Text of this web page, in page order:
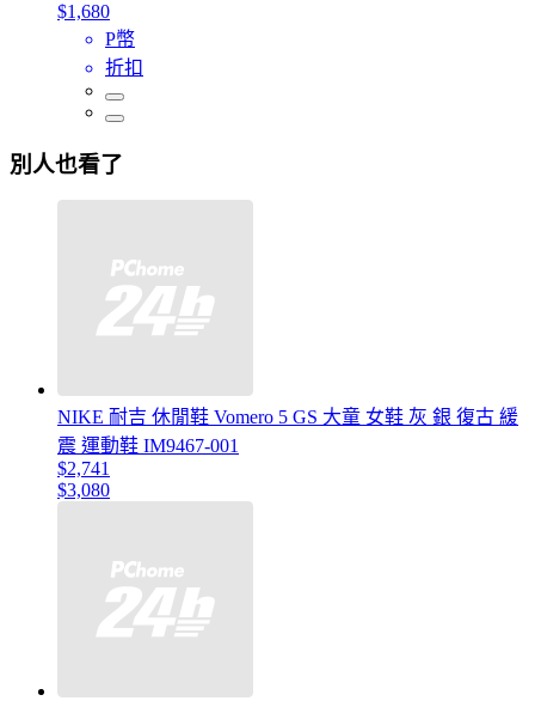
$1,680
P幣
折扣
別人也看了
NIKE 耐吉 休閒鞋 Vomero 5 GS 大童 女鞋 灰 銀 復古 緩
震 運動鞋 IM9467-001
$2,741
$3,080